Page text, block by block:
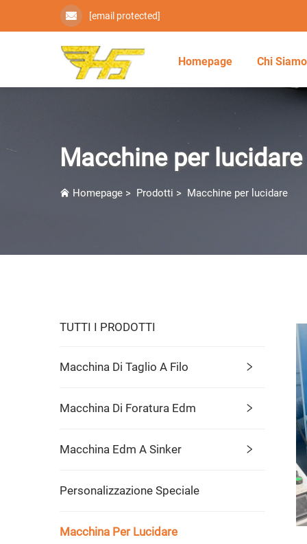
[email protected]
Homepage Chi Siamo
Macchine per lucidare
Homepage > Prodotti > Macchine per lucidare
TUTTI I PRODOTTI
Macchina Di Taglio A Filo
Macchina Di Foratura Edm
Macchina Edm A Sinker
Personalizzazione Speciale
Macchina Per Lucidare